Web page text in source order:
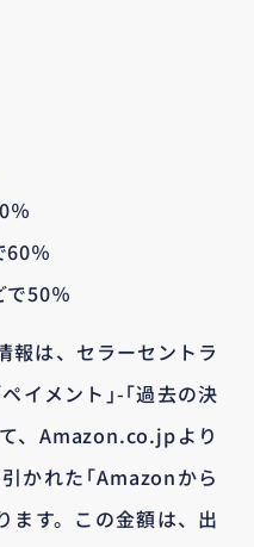
％
％
50％
は、セラーセントラ
イメント｣-｢過去の決
、Amazon.co.jpより
かれた｢Amazonから
ます。この金額は、出